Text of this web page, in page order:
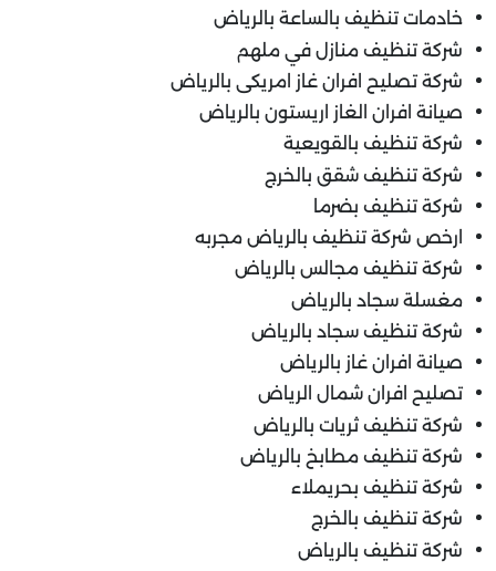
خادمات تنظيف بالساعة بالرياض
شركة تنظيف منازل في ملهم
شركة تصليح افران غاز امريكى بالرياض
صيانة افران الغاز اريستون بالرياض
شركة تنظيف بالقويعية
شركة تنظيف شقق بالخرج
شركة تنظيف بضرما
ارخص شركة تنظيف بالرياض مجربه
شركة تنظيف مجالس بالرياض
مغسلة سجاد بالرياض
شركة تنظيف سجاد بالرياض
صيانة افران غاز بالرياض
تصليح افران شمال الرياض
شركة تنظيف ثريات بالرياض
شركة تنظيف مطابخ بالرياض
شركة تنظيف بحريملاء
شركة تنظيف بالخرج
شركة تنظيف بالرياض